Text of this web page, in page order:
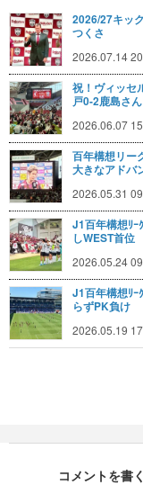
2026/27キッ
つくさ
2026.07.14
祝！ヴィッセ
戸0-2鹿島さん
2026.06.07
百年構想リー
大きなアドバ
2026.05.31
J1百年構想ﾘｰ
しWEST首位
2026.05.24
J1百年構想ﾘｰ
らずPK負け
2026.05.19
コメントを書く